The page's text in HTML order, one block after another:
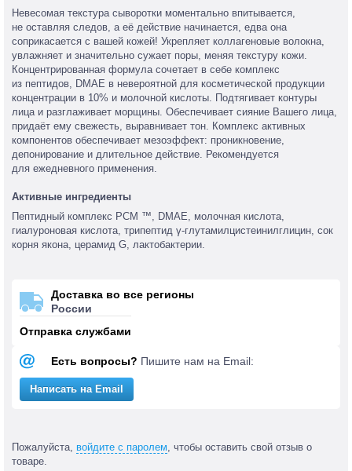
Невесомая текстура сыворотки моментально впитывается,
не оставляя следов, а её действие начинается, едва она
соприкасается с вашей кожей! Укрепляет коллагеновые волокна,
увлажняет и значительно сужает поры, меняя текстуру кожи.
Концентрированная формула сочетает в себе комплекс
из пептидов, DМАЕ в невероятной для косметической продукции
концентрации в 10% и молочной кислоты. Подтягивает контуры
лица и разглаживает морщины. Обеспечивает сияние Вашего лица,
придаёт ему свежесть, выравнивает тон. Комплекс активных
компонентов обеспечивает мезоэффект: проникновение,
депонирование и длительное действие. Рекомендуется
для ежедневного применения.
Активные ингредиенты
Пептидный комплекс PCM ™, DMAE, молочная кислота,
гиалуроновая кислота, трипептид γ-глутамилцистеинилглицин, сок
корня якона, церамид G, лактобактерии.
Доставка во все регионы
России
Отправка службами
Есть вопросы? Пишите нам на Email:
Написать на Email
Пожалуйста, войдите с паролем , чтобы оставить свой отзыв о
товаре.